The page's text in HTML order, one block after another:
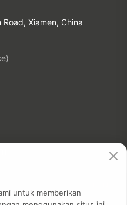
Xiamen, China
untuk memberikan